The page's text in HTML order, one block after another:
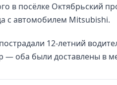
в посёлке Октябрьский
с автомобилем Mitsubishi.
12-летний
— оба были доставлены в